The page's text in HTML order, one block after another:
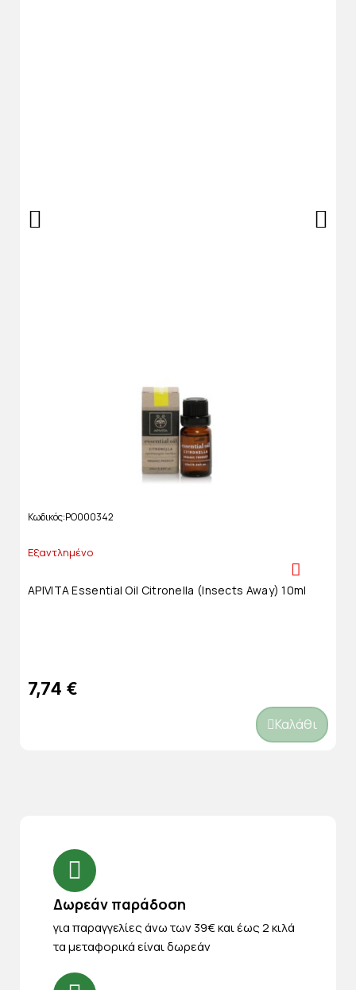
Κωδικός PO000342
Εξαντλημένο
APIVITA Essential Oil Citronella (insects Away) 10ml
7,74 €
Καλάθι
Δωρεάν παράδοση
για παραγγελίες άνω των 39€ και έως 2 κιλά
τα μεταφορικά είναι δωρεάν